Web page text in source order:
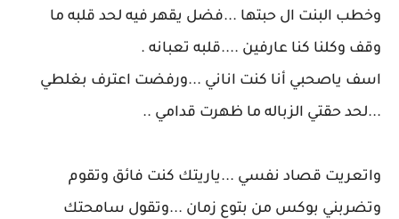
وخطب البنت ال حبتها ...فضل يقهر فيه لحد قلبه ما
وقف وكلنا كنا عارفين ....قلبه تعبانه .
اسف ياصحبي أنا كنت اناني ...ورفضت اعترف بغلطي
...لحد حقتي الزباله ما ظهرت قدامي ..
واتعريت قصاد نفسي ...ياريتك كنت فائق وتقوم
وتضربني بوكس من بتوع زمان ...وتقول سامحتك